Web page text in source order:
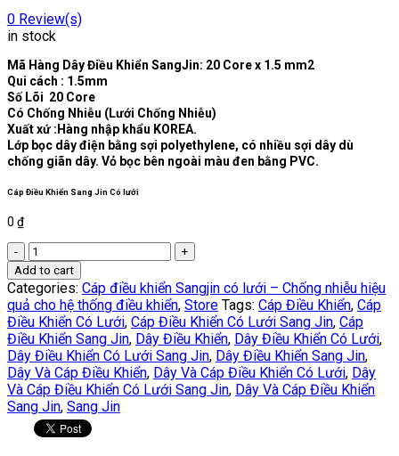
0 Review(s)
in stock
Mã Hàng Dây Điều Khiển SangJin: 20 Core x 1.5 mm2
Qui cách : 1.5mm
Số Lõi 20 Core
Có Chống Nhiễu (Lưới Chống Nhiễu)
Xuất xứ :Hàng nhập khẩu KOREA.
Lớp bọc dây điện bằng sợi polyethylene, có nhiều sợi dây dù
chống giãn dây. Vỏ bọc bên ngoài màu đen bằng PVC.
Cáp Điều Khiển Sang Jin Có lưới
0 ₫
Dây
Điều
Khiển
Sang
Jin
Có
Lưới
20
lõi-
1.5mm
|
20Cx1.5
Add to cart
Categories: Cáp điều khiển Sangjin có lưới – Chống nhiễu hiệu
quả cho hệ thống điều khiển, Store Tags: Cáp Điều Khiển, Cáp
Điều Khiển Có Lưới, Cáp Điều Khiển Có Lưới Sang Jin, Cáp
Điều Khiển Sang Jin, Dây Điều Khiển, Dây Điều Khiển Có Lưới,
Dây Điều Khiển Có Lưới Sang Jin, Dây Điều Khiển Sang Jin,
Dây Và Cáp Điều Khiển, Dây Và Cáp Điều Khiển Có Lưới, Dây
Và Cáp Điều Khiển Có Lưới Sang Jin, Dây Và Cáp Điều Khiển
Sang Jin, Sang Jin